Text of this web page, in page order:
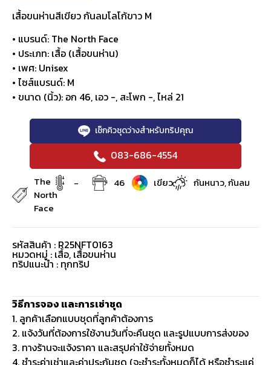
เสื้อขนห่านสีเขียว กันลมโลโก้ขาว M
• แบรนด์: The North Face
• ประเภท: เสื้อ (เสื้อขนห่าน)
• เพศ: Unisex
• ไซส์แบรนด์: M
• ขนาด (นิ้ว): อก 46, เอว -, สะโพก -, ไหล่ 21
เช็กคิวชุดว่างสำหรับทริปคุณ
083-686-4554
The
North
Face
- 46 เขียว กันหนาว, กันลม
รหัสสินค้า : R25NFT0163
หมวดหมู่ : เสื้อ, เสื้อขนห่าน
ทริปแนะนำ : ทุกทริป
วิธีการจอง และการเช่าชุด
1. ลูกค้าเลือกแบบชุดที่ลูกค้าต้องการ
2. แจ้งวันที่ต้องการใช้งานวันที่จะคืนชุด และรูปแบบการส่งของ
3. ทางร้านจะแจ้งราคา และสรุปค่าใช้จ่ายทั้งหมด